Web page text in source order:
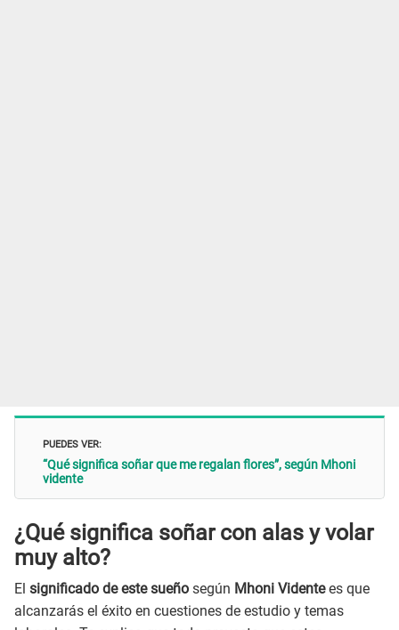
PUEDES VER:
“Qué significa soñar que me regalan flores”, según Mhoni
vidente
¿Qué significa soñar con alas y volar
muy alto?
El significado de este sueño según Mhoni Videntees que
alcanzarás el éxito en cuestiones de estudio y temas